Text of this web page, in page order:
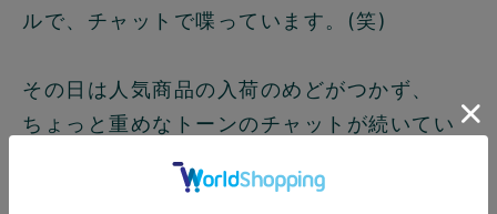
ルで、チャットで喋っています。(笑)
その日は人気商品の入荷のめどがつかず、
ちょっと重めなトーンのチャットが続いてい